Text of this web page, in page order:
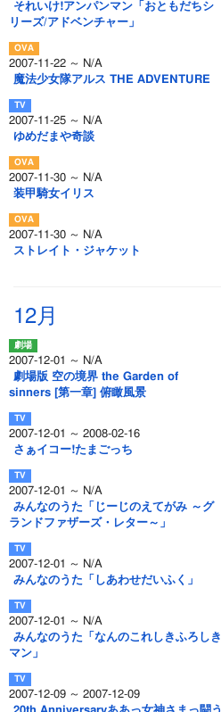
それいけ!アンパンマン「おともだちシ
リーズ/アドベンチャー」
2007-11-22 ～ N/A
魔法少女隊アルス THE ADVENTURE
2007-11-25 ～ N/A
ゆめだまや奇談
2007-11-30 ～ N/A
装甲騎女イリス
2007-11-30 ～ N/A
ストレイト・ジャケット
12月
2007-12-01 ～ N/A
劇場版 空の境界 the Garden of
sinners [第一章] 俯瞰風景
2007-12-01 ～ 2008-02-16
さぁイコー!たまごっち
2007-12-01 ～ N/A
みんなのうた「じーじのえてがみ ～グ
ランドファザーズ・レター～」
2007-12-01 ～ N/A
みんなのうた「しあわせだいふく」
2007-12-01 ～ N/A
みんなのうた「なんのこれしきふろしき
マン」
2007-12-09 ～ 2007-12-09